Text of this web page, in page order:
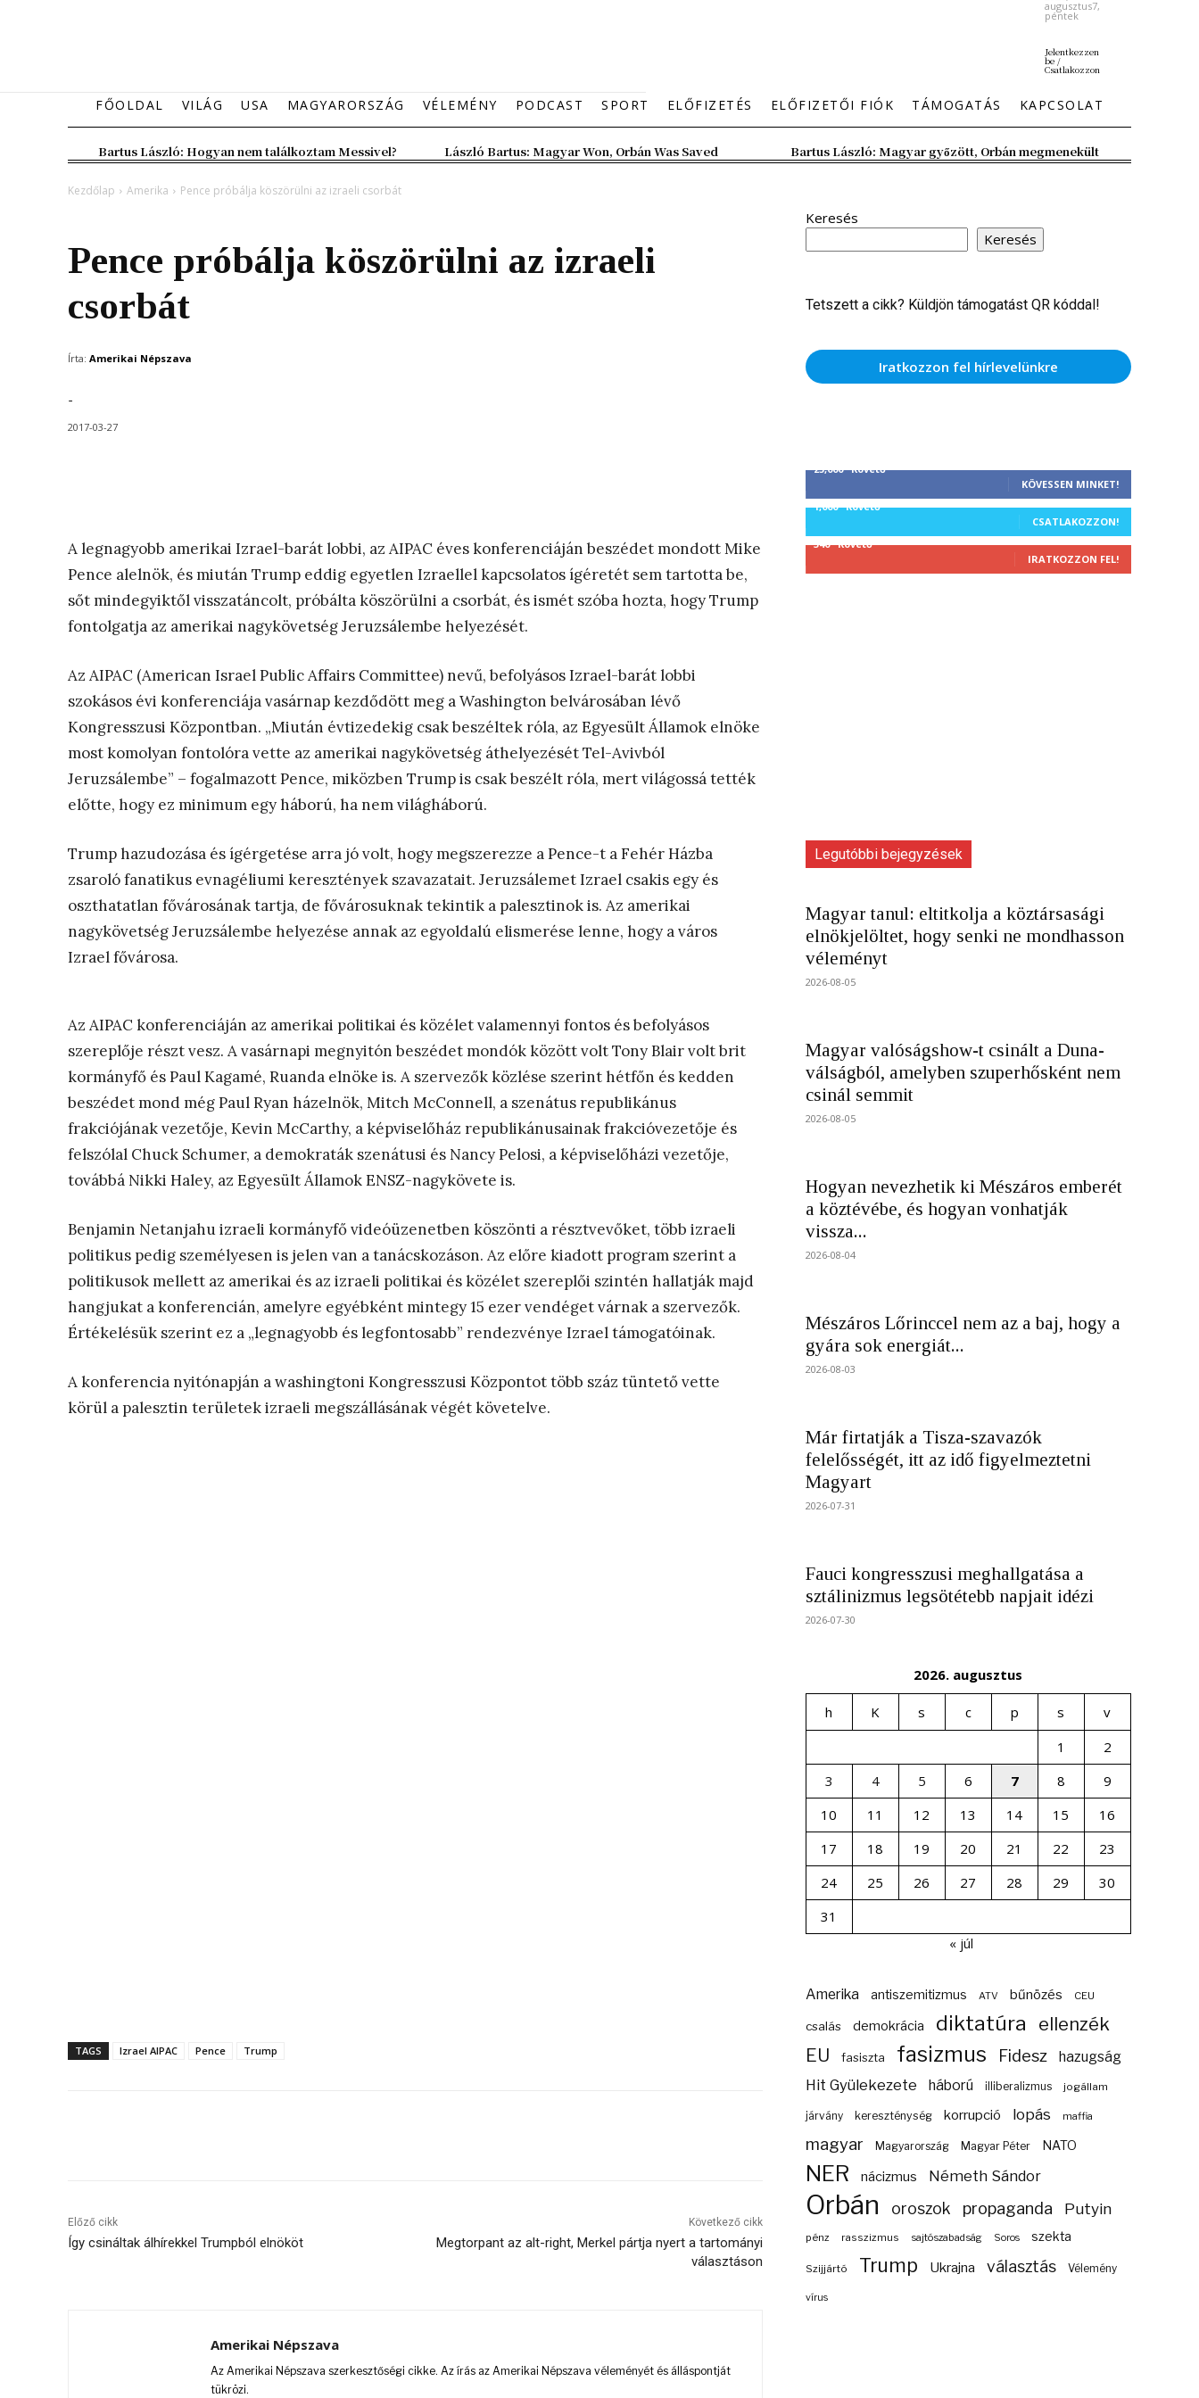
augusztus7,
péntek
Jelentkezzen
be /
Csatlakozzon
FŐOLDAL VILÁG USA MAGYARORSZÁG VÉLEMÉNY PODCAST SPORT ELŐFIZETÉS ELŐFIZETŐI FIÓK TÁMOGATÁS KAPCSOLAT
Bartus László: Hogyan nem találkoztam Messivel? László Bartus: Magyar Won, Orbán Was Saved Bartus László: Magyar győzött, Orbán megmenekült
Kezdőlap Amerika Pence próbálja köszörülni az izraeli csorbát
Pence próbálja köszörülni az izraeli
csorbát
Írta: Amerikai Népszava
-
2017-03-27
A legnagyobb amerikai Izrael-barát lobbi, az AIPAC éves konferenciáján beszédet mondott Mike
Pence alelnök, és miután Trump eddig egyetlen Izraellel kapcsolatos ígéretét sem tartotta be,
sőt mindegyiktől visszatáncolt, próbálta köszörülni a csorbát, és ismét szóba hozta, hogy Trump
fontolgatja az amerikai nagykövetség Jeruzsálembe helyezését.
Az AIPAC (American Israel Public Affairs Committee) nevű, befolyásos Izrael-barát lobbi
szokásos évi konferenciája vasárnap kezdődött meg a Washington belvárosában lévő
Kongresszusi Központban. „Miután évtizedekig csak beszéltek róla, az Egyesült Államok elnöke
most komolyan fontolóra vette az amerikai nagykövetség áthelyezését Tel-Avivból
Jeruzsálembe” – fogalmazott Pence, miközben Trump is csak beszélt róla, mert világossá tették
előtte, hogy ez minimum egy háború, ha nem világháború.
Trump hazudozása és ígérgetése arra jó volt, hogy megszerezze a Pence-t a Fehér Házba
zsaroló fanatikus evnagéliumi keresztények szavazatait. Jeruzsálemet Izrael csakis egy és
oszthatatlan fővárosának tartja, de fővárosuknak tekintik a palesztinok is. Az amerikai
nagykövetség Jeruzsálembe helyezése annak az egyoldalú elismerése lenne, hogy a város
Izrael fővárosa.
Az AIPAC konferenciáján az amerikai politikai és közélet valamennyi fontos és befolyásos
szereplője részt vesz. A vasárnapi megnyitón beszédet mondók között volt Tony Blair volt brit
kormányfő és Paul Kagamé, Ruanda elnöke is. A szervezők közlése szerint hétfőn és kedden
beszédet mond még Paul Ryan házelnök, Mitch McConnell, a szenátus republikánus
frakciójának vezetője, Kevin McCarthy, a képviselőház republikánusainak frakcióvezetője és
felszólal Chuck Schumer, a demokraták szenátusi és Nancy Pelosi, a képviselőházi vezetője,
továbbá Nikki Haley, az Egyesült Államok ENSZ-nagykövete is.
Benjamin Netanjahu izraeli kormányfő videóüzenetben köszönti a résztvevőket, több izraeli
politikus pedig személyesen is jelen van a tanácskozáson. Az előre kiadott program szerint a
politikusok mellett az amerikai és az izraeli politikai és közélet szereplői szintén hallatják majd
hangjukat a konferencián, amelyre egyébként mintegy 15 ezer vendéget várnak a szervezők.
Értékelésük szerint ez a „legnagyobb és legfontosabb” rendezvénye Izrael támogatóinak.
A konferencia nyitónapján a washingtoni Kongresszusi Központot több száz tüntető vette
körül a palesztin területek izraeli megszállásának végét követelve.
TAGS Izrael AIPAC Pence Trump
Előző cikk
Így csináltak álhírekkel Trumpból elnököt
Következő cikk
Megtorpant az alt-right, Merkel pártja nyert a tartományi
választáson
Amerikai Népszava
Az Amerikai Népszava szerkesztőségi cikke. Az írás az Amerikai Népszava véleményét és álláspontját
tükrözi.
Keresés
Keresés
Tetszett a cikk? Küldjön támogatást QR kóddal!
Iratkozzon fel hírlevelünkre
25,000 Követő
KÖVESSEN MINKET!
1,000 Követő
CSATLAKOZZON!
340 Követő
IRATKOZZON FEL!
Legutóbbi bejegyzések
Magyar tanul: eltitkolja a köztársasági
elnökjelöltet, hogy senki ne mondhasson
véleményt
2026-08-05
Magyar valóságshow-t csinált a Duna-
válságból, amelyben szuperhősként nem
csinál semmit
2026-08-05
Hogyan nevezhetik ki Mészáros emberét
a köztévébe, és hogyan vonhatják
vissza...
2026-08-04
Mészáros Lőrinccel nem az a baj, hogy a
gyára sok energiát...
2026-08-03
Már firtatják a Tisza-szavazók
felelősségét, itt az idő figyelmeztetni
Magyart
2026-07-31
Fauci kongresszusi meghallgatása a
sztálinizmus legsötétebb napjait idézi
2026-07-30
2026. augusztus
h K s c p s
v
1
2
3
4 5 6 7 8
9
10
11 12 13 14 15
16
17
18 19 20 21 22
23
24
25 26 27 28 29
30
31
« júl
Amerika antiszemitizmus ATV bűnözés CEU
csalás demokrácia diktatúra ellenzék
EU fasiszta fasizmus Fidesz hazugság
Hit Gyülekezete háború illiberalizmus jogállam
járvány kereszténység korrupció lopás maffia
magyar Magyarország Magyar Péter NATO
NER nácizmus Németh Sándor
Orbán oroszok propaganda Putyin
pénz rasszizmus sajtószabadság Soros szekta
Szijjártó Trump Ukrajna választás Vélemény
vírus